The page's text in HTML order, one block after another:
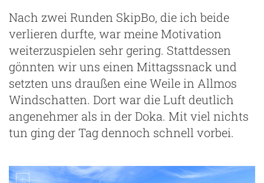
Nach zwei Runden SkipBo, die ich beide
verlieren durfte, war meine Motivation
weiterzuspielen sehr gering. Stattdessen
gönnten wir uns einen Mittagssnack und
setzten uns draußen eine Weile in Allmos
Windschatten. Dort war die Luft deutlich
angenehmer als in der Doka. Mit viel nichts
tun ging der Tag dennoch schnell vorbei.